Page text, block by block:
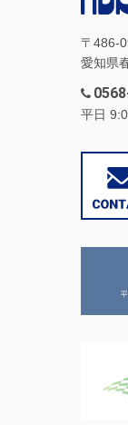
〒486-
愛知県
平日